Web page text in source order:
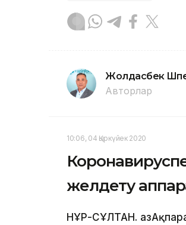
Жолдасбек
Авторлар
10:06, 04 Қыркүйек 2020
желдету
НҰР-СҰЛТАН.